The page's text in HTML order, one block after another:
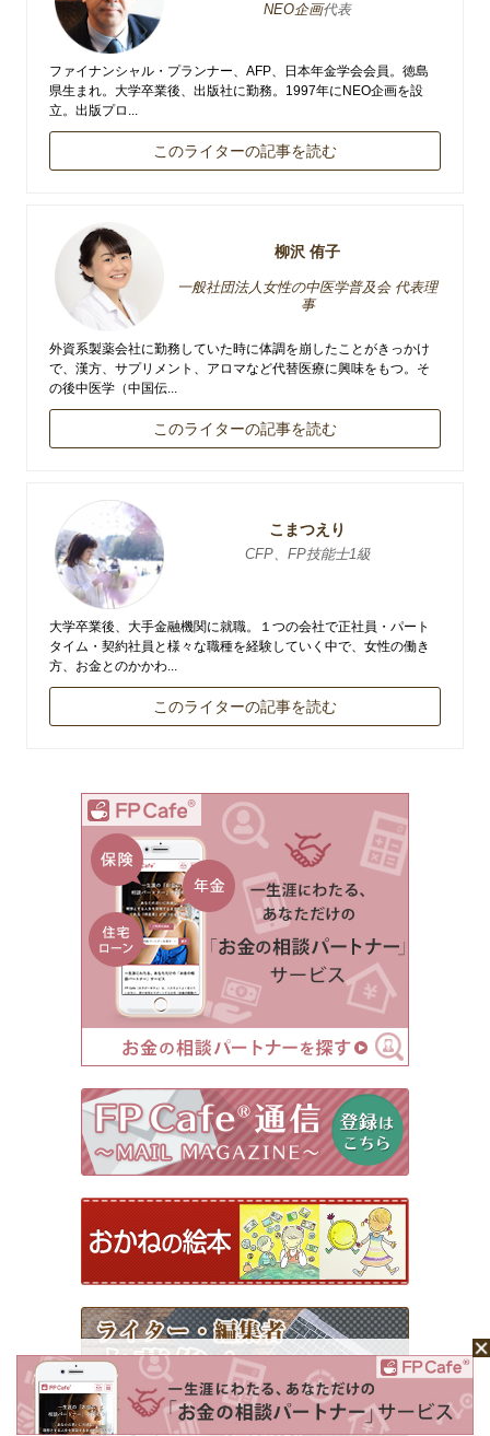
NEO企画代表
ファイナンシャル・プランナー、AFP、日本年金学会会員。徳島
県生まれ。大学卒業後、出版社に勤務。1997年にNEO企画を設
立。出版プロ...
このライターの記事を読む
柳沢 侑子
一般社団法人女性の中医学普及会 代表理
事
外資系製薬会社に勤務していた時に体調を崩したことがきっかけ
で、漢方、サプリメント、アロマなど代替医療に興味をもつ。そ
の後中医学（中国伝...
このライターの記事を読む
こまつえり
CFP、FP技能士1級
大学卒業後、大手金融機関に就職。１つの会社で正社員・パート
タイム・契約社員と様々な職種を経験していく中で、女性の働き
方、お金とのかかわ...
このライターの記事を読む